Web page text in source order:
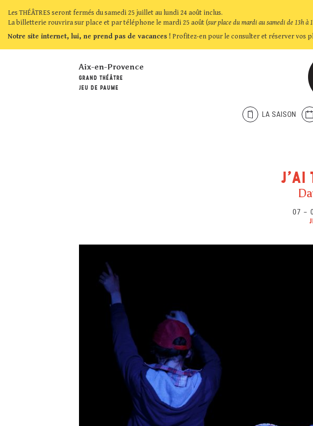
Les THÉÂTRES seront fermés du samedi 25 juillet au lundi 24 août inclus.
La billetterie rouvrira sur place et par téléphone le mardi 25 août (sur place du mardi au samedi de 13h à
Notre site internet, lui, ne prend pas de vacances ! Profitez-en pour le consulter et réserver vos
Aix-en-Provence
GRAND THÉÂTRE
JEU DE PAUME
LA SAISON
J’AI
07 –